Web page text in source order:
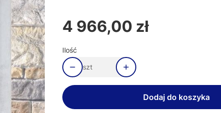
Cena
4 966,00 zł
Ilość
szt
Dodaj do koszyka